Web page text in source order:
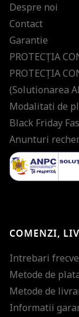
Despre noi
Contact
Garantie
PROTECŢIA
PROTECŢIA
(Solutionarea
Modalitati de
Black Friday
Anunturi
COMENZI,
Intrebari
Metode de
Metode de
Informatii